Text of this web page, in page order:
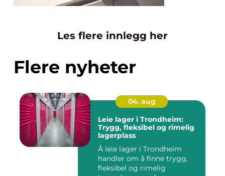
Les flere innlegg her
Flere nyheter
04. aug
Leie lager i Trondheim:
Trygg, fleksibel og rimelig
lagerplass
Å leie lager i Trondheim
handler om å finne trygg,
fleksibel og rimelig